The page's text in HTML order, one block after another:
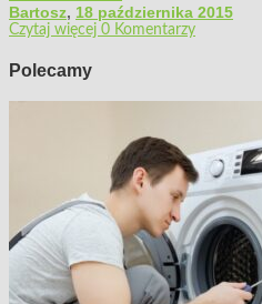
Bartosz, 18 października 2015
Czytaj więcej 0 Komentarzy
Polecamy